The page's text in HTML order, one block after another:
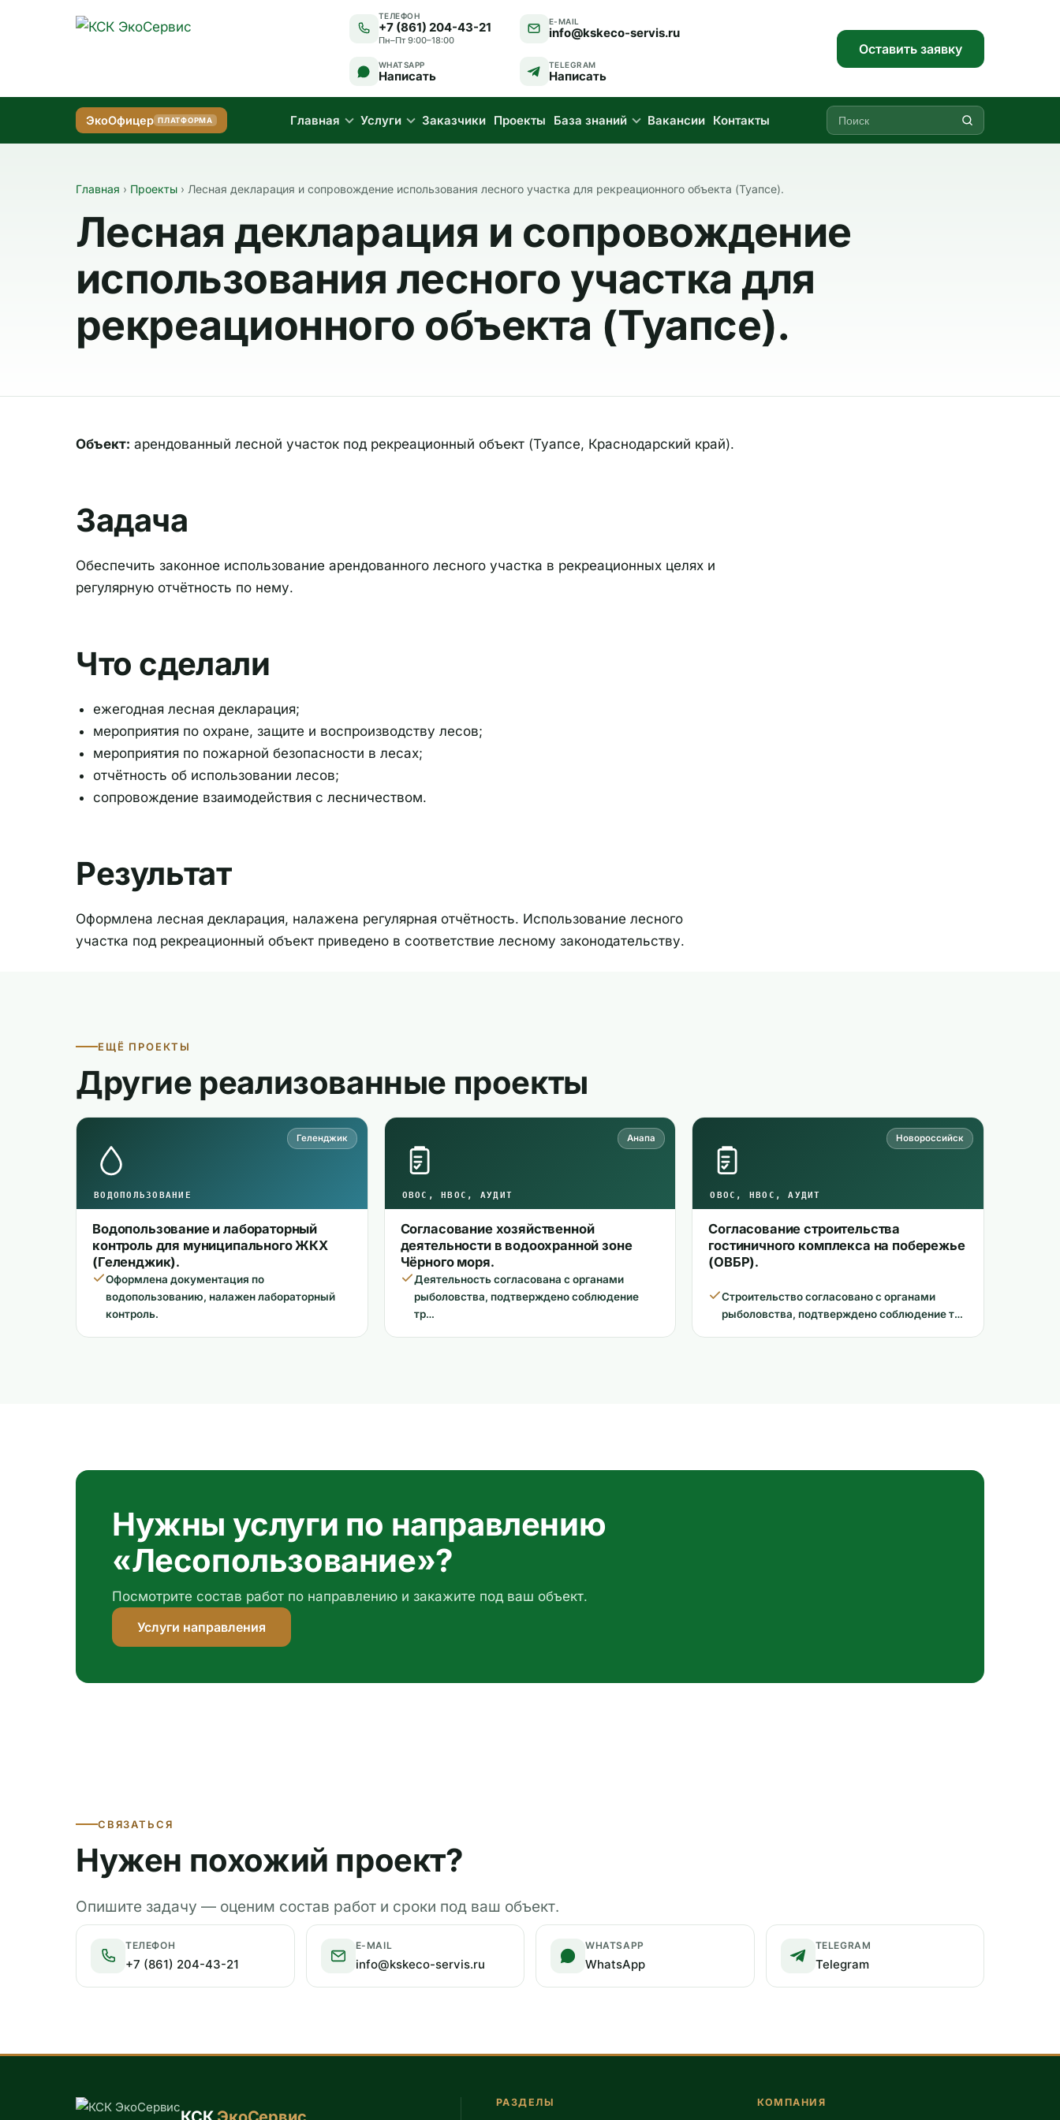
ТЕЛЕФОН
+7 (861) 204-43-21
Пн–Пт 9:00–18:00
E-MAIL
info@kskeco-servis.ru
WHATSAPP
Написать
TELEGRAM
Написать
Оставить заявку
ЭкоОфицер ПЛАТФОРМА Главная Услуги Заказчики Проекты База знаний Вакансии Контакты
Главная › Проекты › Лесная декларация и сопровождение использования лесного участка для рекреационного объекта (Туапсе).
Лесная декларация и сопровождение
использования лесного участка для
рекреационного объекта (Туапсе).
Объект: арендованный лесной участок под рекреационный объект (Туапсе, Краснодарский край).
Задача
Обеспечить законное использование арендованного лесного участка в рекреационных целях и
регулярную отчётность по нему.
Что сделали
ежегодная лесная декларация;
мероприятия по охране, защите и воспроизводству лесов;
мероприятия по пожарной безопасности в лесах;
отчётность об использовании лесов;
сопровождение взаимодействия с лесничеством.
Результат
Оформлена лесная декларация, налажена регулярная отчётность. Использование лесного
участка под рекреационный объект приведено в соответствие лесному законодательству.
ЕЩЁ ПРОЕКТЫ
Другие реализованные проекты
ВОДОПОЛЬЗОВАНИЕ
Геленджик
Водопользование и лабораторный
контроль для муниципального ЖКХ
(Геленджик).
Оформлена документация по
водопользованию, налажен лабораторный
контроль.
ОВОС, НВОС, АУДИТ
Анапа
Согласование хозяйственной
деятельности в водоохранной зоне
Чёрного моря.
Деятельность согласована с органами
рыболовства, подтверждено соблюдение
тр…
ОВОС, НВОС, АУДИТ
Новороссийск
Согласование строительства
гостиничного комплекса на побережье
(ОВБР).
Строительство согласовано с органами
рыболовства, подтверждено соблюдение т…
Нужны услуги по направлению
«Лесопользование»?
Посмотрите состав работ по направлению и закажите под ваш объект.
Услуги направления
СВЯЗАТЬСЯ
Нужен похожий проект?
Опишите задачу — оценим состав работ и сроки под ваш объект.
ТЕЛЕФОН
+7 (861) 204-43-21
E-MAIL
info@kskeco-servis.ru
WHATSAPP
WhatsApp
TELEGRAM
Telegram
РАЗДЕЛЫ КОМПАНИЯ